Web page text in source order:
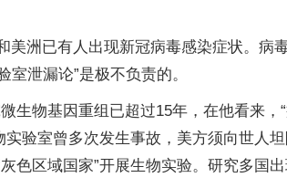
洲已有人出现新冠病毒感染症状。
泄漏论”是极不负责的。
生物基因重组已超过15年，在他看来
验室曾多次发生事故，美方须向世人
色区域国家”开展生物实验。研究多国